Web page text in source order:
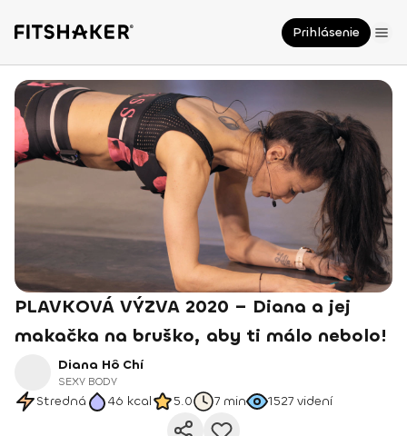
Prihlásenie
PLAVKOVÁ VÝZVA 2020 – Diana a jej
makačka na bruško, aby ti málo nebolo!
Diana Hô Chí
SEXY BODY
Stredná 46 kcal 5.0 7 min 1527 videní